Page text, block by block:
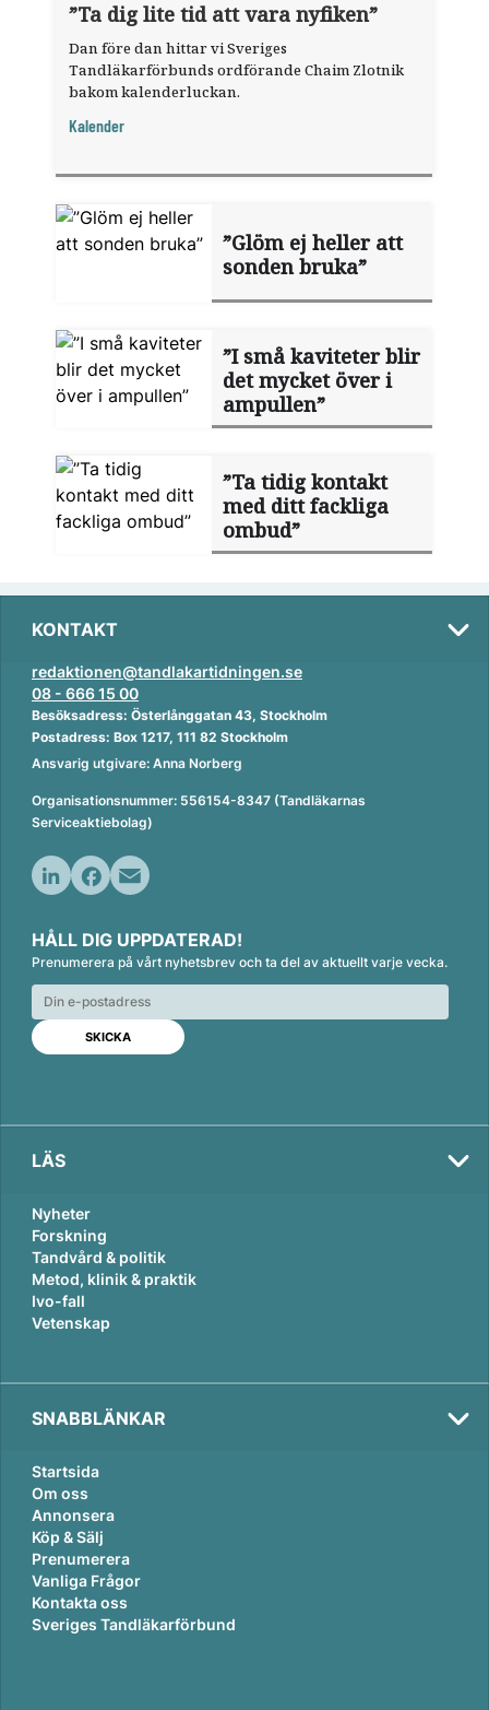
”Ta dig lite tid att vara nyfiken”
Dan före dan hittar vi Sveriges
Tandläkarförbunds ordförande Chaim Zlotnik
bakom kalenderluckan.
Kalender
”Glöm ej heller att
sonden bruka”
”I små kaviteter blir
det mycket över i
ampullen”
”Ta tidig kontakt
med ditt fackliga
ombud”
KONTAKT
redaktionen@tandlakartidningen.se
08 - 666 15 00
Besöksadress: Österlånggatan 43, Stockholm
Postadress: Box 1217, 111 82 Stockholm
Ansvarig utgivare: Anna Norberg
Organisationsnummer: 556154-8347 (Tandläkarnas
Serviceaktiebolag)
n
k
e
d
n
c
e
b
o
o
k
a
i
l
HÅLL DIG UPPDATERAD!
Prenumerera på vårt nyhetsbrev och ta del av aktuellt varje vecka.
LÄS
Nyheter
Forskning
Tandvård & politik
Metod, klinik & praktik
Ivo-fall
Vetenskap
SNABBLÄNKAR
Startsida
Om oss
Annonsera
Köp & Sälj
Prenumerera
Vanliga Frågor
Kontakta oss
Sveriges Tandläkarförbund